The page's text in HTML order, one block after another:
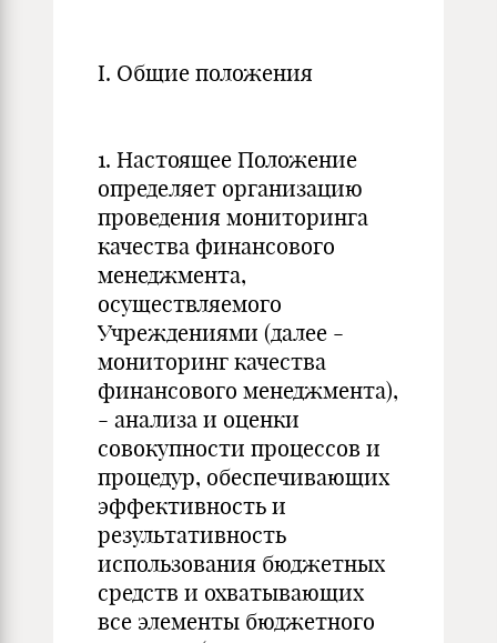
I. Общие положения
1. Настоящее Положение
определяет организацию
проведения мониторинга
качества финансового
менеджмента,
осуществляемого
Учреждениями (далее -
мониторинг качества
финансового менеджмента),
- анализа и оценки
совокупности процессов и
процедур, обеспечивающих
эффективность и
результативность
использования бюджетных
средств и охватывающих
все элементы бюджетного